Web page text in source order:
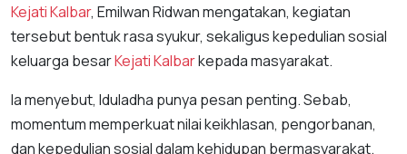
Kejati Kalbar, Emilwan Ridwan mengatakan, kegiatan
tersebut bentuk rasa syukur, sekaligus kepedulian sosial
keluarga besarKejati Kalbarkepada masyarakat.
Ia menyebut, Iduladha punya pesan penting. Sebab,
momentum memperkuat nilai keikhlasan, pengorbanan,
dan kepedulian sosial dalam kehidupan bermasyarakat.